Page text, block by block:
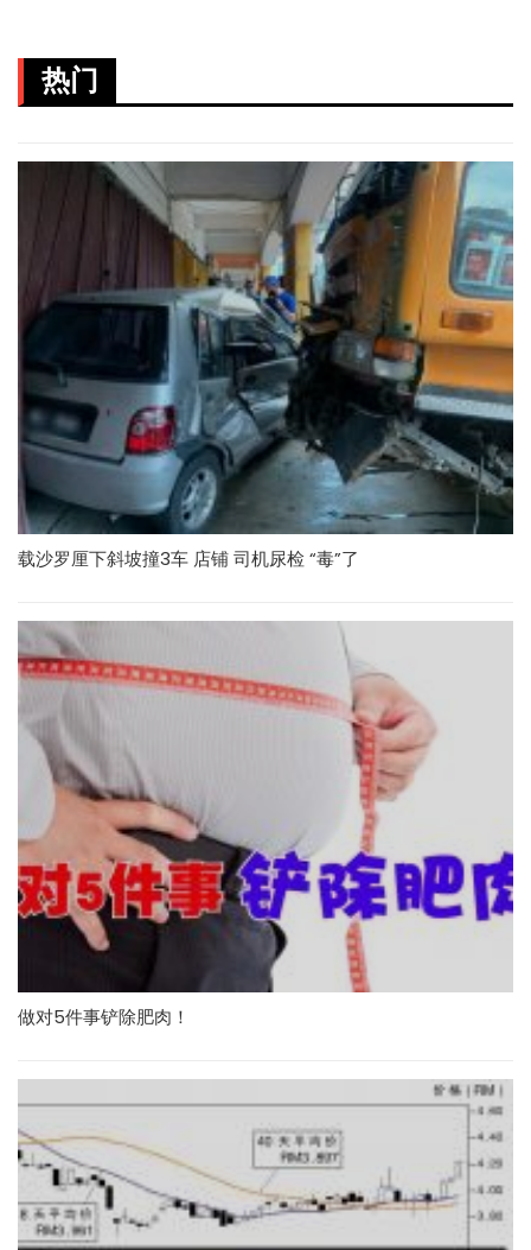
热门
载沙罗厘下斜坡撞3车 店铺 司机尿检 “毒”了
做对5件事铲除肥肉！